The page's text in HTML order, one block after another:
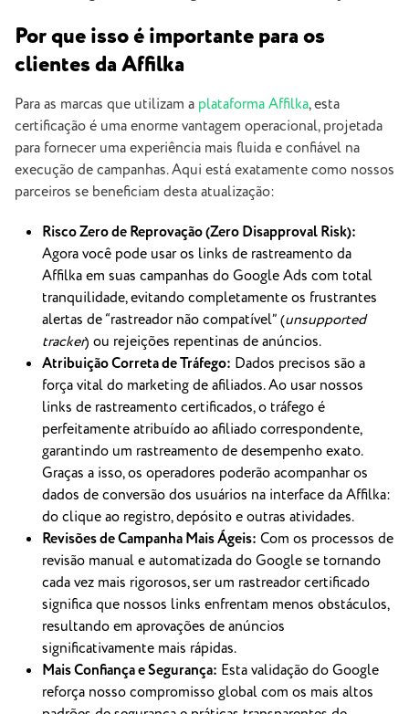
Por que isso é importante para os
clientes da Affilka
Para as marcas que utilizam a plataforma Affilka, esta
certificação é uma enorme vantagem operacional, projetada
para fornecer uma experiência mais fluida e confiável na
execução de campanhas. Aqui está exatamente como nossos
parceiros se beneficiam desta atualização:
Risco Zero de Reprovação (Zero Disapproval Risk):
Agora você pode usar os links de rastreamento da
Affilka em suas campanhas do Google Ads com total
tranquilidade, evitando completamente os frustrantes
alertas de “rastreador nãocompatível” (unsupported
tracker) ou rejeições repentinas de anúncios.
Atribuição Correta de Tráfego: Dados precisos são a
força vital do marketing de afiliados. Ao usar nossos
links de rastreamento certificados, o tráfego é
perfeitamente atribuído ao afiliado correspondente,
garantindo um rastreamento de desempenho exato.
Graças a isso, os operadores poderão acompanhar os
dados de conversão dos usuários na interface da Affilka:
do clique ao registro, depósito e outras atividades.
Revisões de Campanha Mais Ágeis: Com os processos de
revisão manual e automatizada do Google se tornando
cada vez mais rigorosos, ser um rastreador certificado
significa que nossos links enfrentam menos obstáculos,
resultando em aprovações de anúncios
significativamente mais rápidas.
Mais Confiança e Segurança: Esta validação do Google
reforça nosso compromisso global com os mais altos